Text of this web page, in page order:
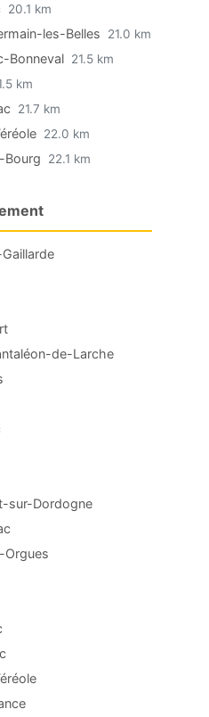
20.1 km
les-Belles 21.0 km
Bonneval 21.5 km
km
21.7 km
22.0 km
Bourg 22.1 km
de-Larche
sur-Dordogne
Orgues